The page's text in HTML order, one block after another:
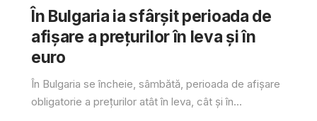
În Bulgaria ia sfârşit perioada de
afișare a prețurilor în ​​leva și în
euro
În Bulgaria se încheie, sâmbătă, perioada de afișare
obligatorie a prețurilor atât în ​​leva, cât și în...